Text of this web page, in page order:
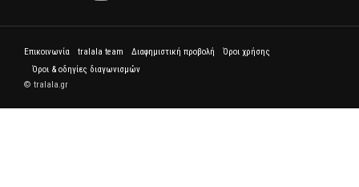
Επικοινωνία tralala team Διαφημιστική προβολή
Όροι χρήσης
Όροι & οδηγίες διαγωνισμών
© tralala.gr